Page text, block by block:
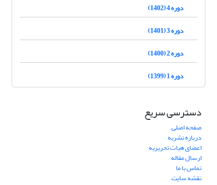
دوره 4 (1402)
دوره 3 (1401)
دوره 2 (1400)
دوره 1 (1399)
دسترسی سریع
صفحه اصلی
درباره نشریه
اعضای هیات تحریریه
ارسال مقاله
تماس با ما
نقشه سایت